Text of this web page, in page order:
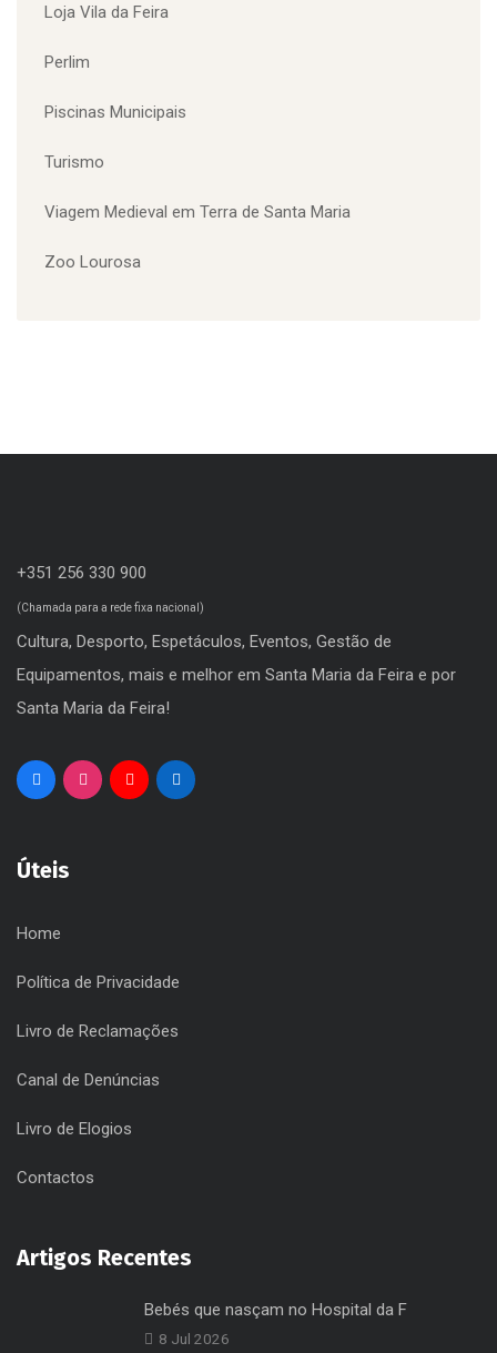
Loja Vila da Feira
Perlim
Piscinas Municipais
Turismo
Viagem Medieval em Terra de Santa Maria
Zoo Lourosa
+351 256 330 900
(Chamada para a rede fixa nacional)
Cultura, Desporto, Espetáculos, Eventos, Gestão de
Equipamentos, mais e melhor em Santa Maria da Feira e por
Santa Maria da Feira!
Úteis
Home
Política de Privacidade
Livro de Reclamações
Canal de Denúncias
Livro de Elogios
Contactos
Artigos Recentes
Bebés que nasçam no Hospital da F
8 Jul 2026